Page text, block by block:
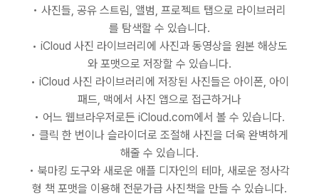
• 사진들, 공유 스트림, 앨범, 프로젝트 탭으로 라이브러리
를 탐색할 수 있습니다.
• iCloud 사진 라이브러리에 사진과 동영상을 원본 해상도
와 포맷으로 저장할 수 있습니다.
• iCloud 사진 라이브러리에 저장된 사진들은 아이폰, 아이
패드, 맥에서 사진 앱으로 접근하거나
• 어느 웹브라우저로든 iCloud.com에서 볼 수 있습니다.
• 클릭 한 번이나 슬라이더로 조절해 사진을 더욱 완벽하게
해줄 수 있습니다.
• 북마킹 도구와 새로운 애플 디자인의 테마, 새로운 정사각
형 책 포맷을 이용해 전문가급 사진책을 만들 수 있습니다.